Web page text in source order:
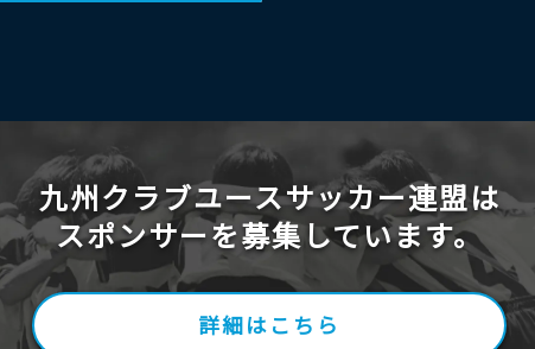
九州クラブユースサッカー連盟は
スポンサーを募集しています。
詳細はこちら